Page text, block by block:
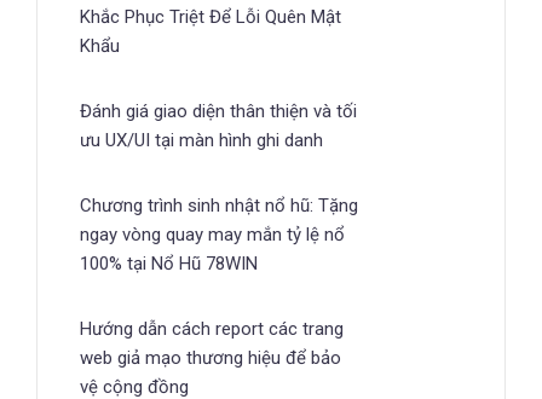
Khắc Phục Triệt Để Lỗi Quên Mật
Khẩu
Đánh giá giao diện thân thiện và tối
ưu UX/UI tại màn hình ghi danh
Chương trình sinh nhật nổ hũ: Tặng
ngay vòng quay may mắn tỷ lệ nổ
100% tại Nổ Hũ 78WIN
Hướng dẫn cách report các trang
web giả mạo thương hiệu để bảo
vệ cộng đồng